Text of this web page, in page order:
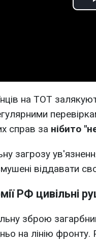
на ТОТ
справ за нібито
загрозу
віддавати
РФ цивільні
зброю
на лінію фронту.